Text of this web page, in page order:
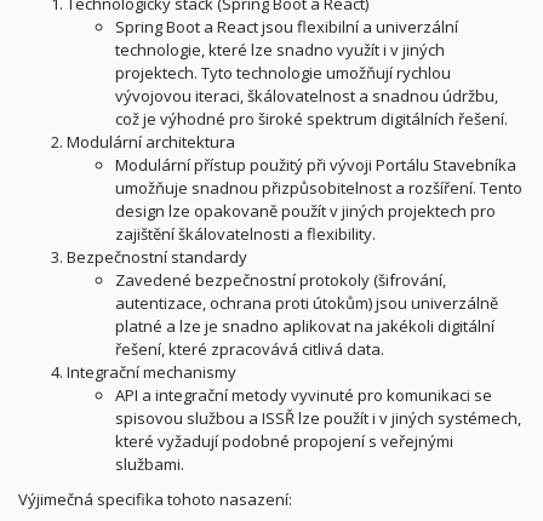
Spring Boot a React jsou flexibilní a univerzální
technologie, které lze snadno využít i v jiných
projektech. Tyto technologie umožňují rychlou
vývojovou iteraci, škálovatelnost a snadnou údržbu,
což je výhodné pro široké spektrum digitálních řešení.
Modulární architektura
Modulární přístup použitý při vývoji Portálu Stavebníka
umožňuje snadnou přizpůsobitelnost a rozšíření. Tento
design lze opakovaně použít v jiných projektech pro
zajištění škálovatelnosti a flexibility.
Bezpečnostní standardy
Zavedené bezpečnostní protokoly (šifrování,
autentizace, ochrana proti útokům) jsou univerzálně
platné a lze je snadno aplikovat na jakékoli digitální
řešení, které zpracovává citlivá data.
Integrační mechanismy
API a integrační metody vyvinuté pro komunikaci se
spisovou službou a ISSŘ lze použít i v jiných systémech,
které vyžadují podobné propojení s veřejnými
službami.
Výjimečná specifika tohoto nasazení: